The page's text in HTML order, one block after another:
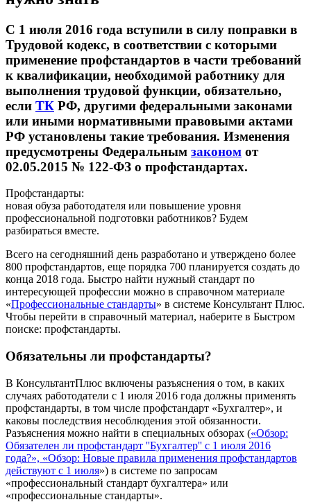
С 1 июля 2016 года вступили в силу поправки в
Трудовой кодекс, в соответствии с которыми
применение профстандартов в части требований
к квалификации, необходимой работнику для
выполнения трудовой функции, обязательно,
если ТК РФ, другими федеральными законами
или иными нормативными правовыми актами
РФ установлены такие требования. Изменения
предусмотрены Федеральным законом от
02.05.2015 № 122-ФЗ о профстандартах.
Профстандарты:
новая обуза работодателя или повышение уровня
профессиональной подготовки работников? Будем
разбираться вместе.
Всего на сегодняшний день разработано и утверждено более
800 профстандартов, еще порядка 700 планируется создать до
конца 2018 года. Быстро найти нужный стандарт по
интересующей профессии можно в справочном материале
«Профессиональные стандарты» в системе Консультант Плюс.
Чтобы перейти в справочный материал, наберите в Быстром
поиске: профстандарты.
Обязательны ли профстандарты?
В КонсультантПлюс включены разъяснения о том, в каких
случаях работодатели с 1 июля 2016 года должны применять
профстандарты, в том числе профстандарт «Бухгалтер», и
каковы последствия несоблюдения этой обязанности.
Разъяснения можно найти в специальных обзорах («Обзор:
Обязателен ли профстандарт ''Бухгалтер'' с 1 июля 2016
года?», «Обзор: Новые правила применения профстандартов
действуют с 1 июля») в системе по запросам
«профессиональный стандарт бухгалтера» или
«профессиональные стандарты».